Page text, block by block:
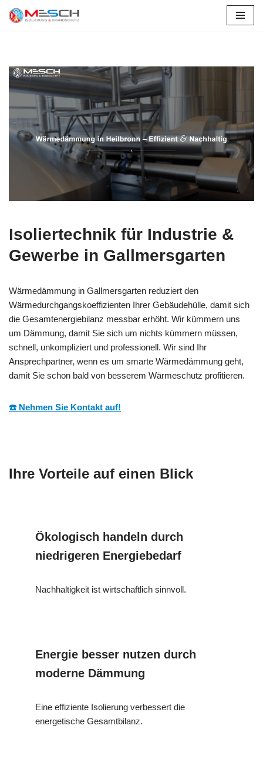
Isoliertechnik für Industrie &
Gewerbe in Gallmersgarten
Wärmedämmung in Gallmersgarten reduziert den
Wärmedurchgangskoeffizienten Ihrer Gebäudehülle, damit sich
die Gesamtenergiebilanz messbar erhöht. Wir kümmern uns
um Dämmung, damit Sie sich um nichts kümmern müssen,
schnell, unkompliziert und professionell. Wir sind Ihr
Ansprechpartner, wenn es um smarte Wärmedämmung geht,
damit Sie schon bald von besserem Wärmeschutz profitieren.
☎️ Nehmen Sie Kontakt auf!
Ihre Vorteile auf einen Blick
Ökologisch handeln durch
niedrigeren Energiebedarf
Nachhaltigkeit ist wirtschaftlich sinnvoll.
Energie besser nutzen durch
moderne Dämmung
Eine effiziente Isolierung verbessert die
energetische Gesamtbilanz.